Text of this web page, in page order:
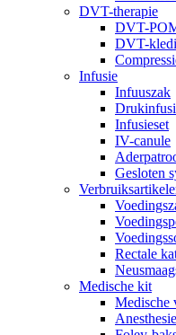
DVT-therapie
DVT-
DVT-
Infusie
Infuuszak
Infusieset
IV-canule
Gesloten
Rectale
Medische kit
Medische